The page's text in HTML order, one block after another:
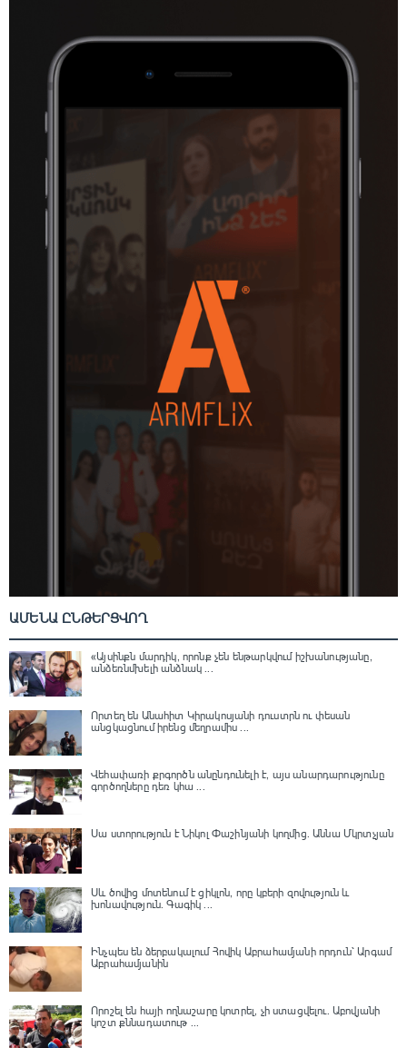
ԱՄԵՆԱ ԸՆԹԵՐՑՎՈՂ
«Այսինքն մարդիկ, որոնք չեն ենթարկվում իշխանությանը,
անձեռնմխելի անձնակ ...
Որտեղ են Անահիտ Կիրակոսյանի դուստրն ու փեսան
անցկացնում իրենց մեղրամիս ...
Վեհափառի քրգործն անընդունելի է, այս անարդարությունը
գործողները դեռ կհա ...
Սա ստորություն է Նիկոլ Փաշինյանի կողմից․ Աննա Մկրտչյան
Սև ծովից մոտենում է ցիկլոն, որը կբերի զովություն և
խոնավություն․ Գագիկ ...
Ինչպես են ձերբակալում Հովիկ Աբրահամյանի որդուն՝ Արգամ
Աբրահամյանին
Որոշել են հայի ողնաշարը կոտրել, չի ստացվելու․ Աբովյանի
կոշտ քննադատութ ...